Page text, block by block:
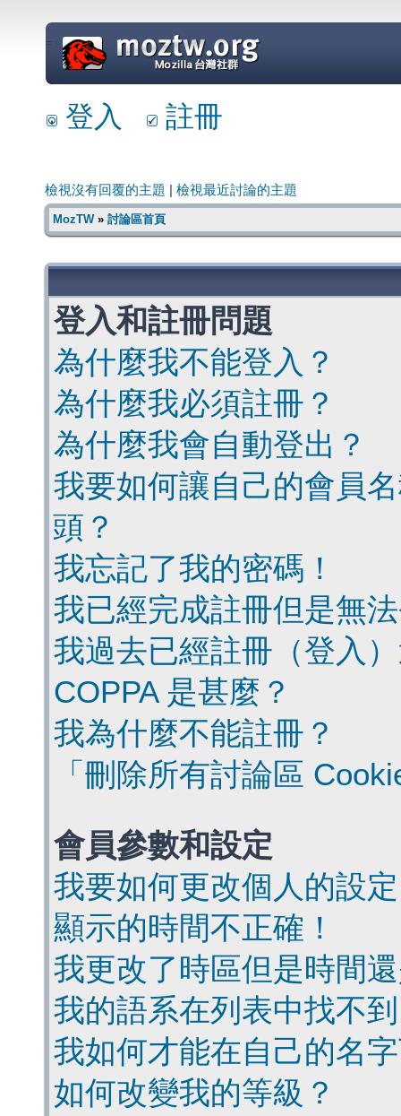
=
登入 註冊
檢視沒有回覆的主題 檢視最近討論的主題
MozTW» 討論區首頁
登入和註冊問題
為什麼我不能登入？
為什麼我必須註冊？
為什麼我會自動登出？
我要如何讓自己的會員
頭？
我忘記了我的密碼！
我已經完成註冊但是無
我過去已經註冊（登入
COPPA 是甚麼？
我為什麼不能註冊？
「刪除所有討論區
會員參數和設定
我要如何更改個人的設
顯示的時間不正確！
我更改了時區但是時間
我的語系在列表中找不
我如何才能在自己的名
如何改變我的等級？